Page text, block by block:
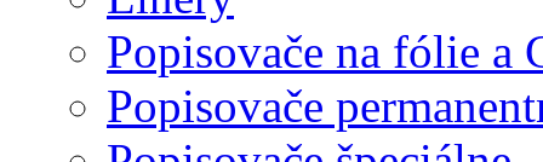
Popisovače na fólie a
Popisovače